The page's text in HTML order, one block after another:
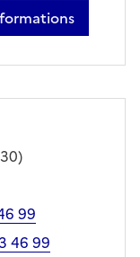
99
46 99